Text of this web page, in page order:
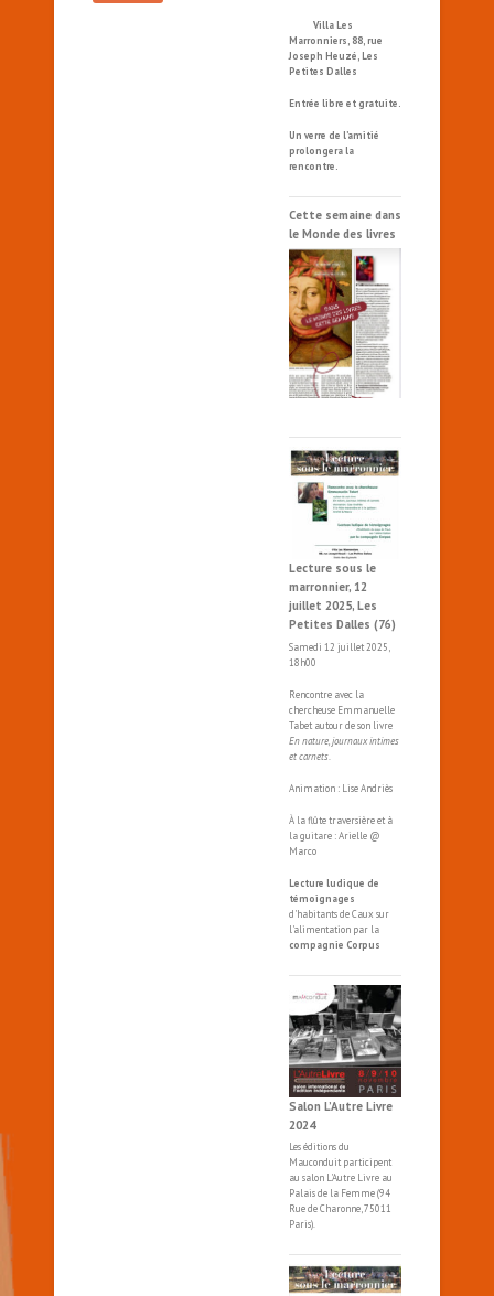
Villa Les
Marronniers, 88, rue
Joseph Heuzé, Les
Petites Dalles
Entrée libre et gratuite.
Un verre de l’amitié
prolongera la
rencontre.
Cette semaine dans
le Monde des livres
Lecture sous le
marronnier, 12
juillet 2025, Les
Petites Dalles (76)
Samedi 12 juillet 2025,
18h00
Rencontre avec la
chercheuse Emmanuelle
Tabet autour de son livre
En nature, journaux intimes
et carnets
Animation : Lise Andriès
À la flûte traversière et à
la guitare : Arielle @
Marco
Lecture ludique de
témoignages
d'habitants de Caux sur
l'alimentation par la
compagnie Corpus
Salon L’Autre Livre
2024
Les éditions du
Mauconduit participent
au salon L'Autre Livre au
Palais de la Femme (94
Rue de Charonne, 75011
Paris).